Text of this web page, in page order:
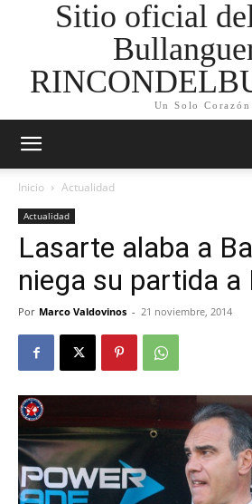
Sitio oficial
Un Solo Corazón
Inicio Actualidad
Actualidad
Lasarte alaba a
niega su partida a
Por Marco Valdovinos - 21 noviembre, 2014